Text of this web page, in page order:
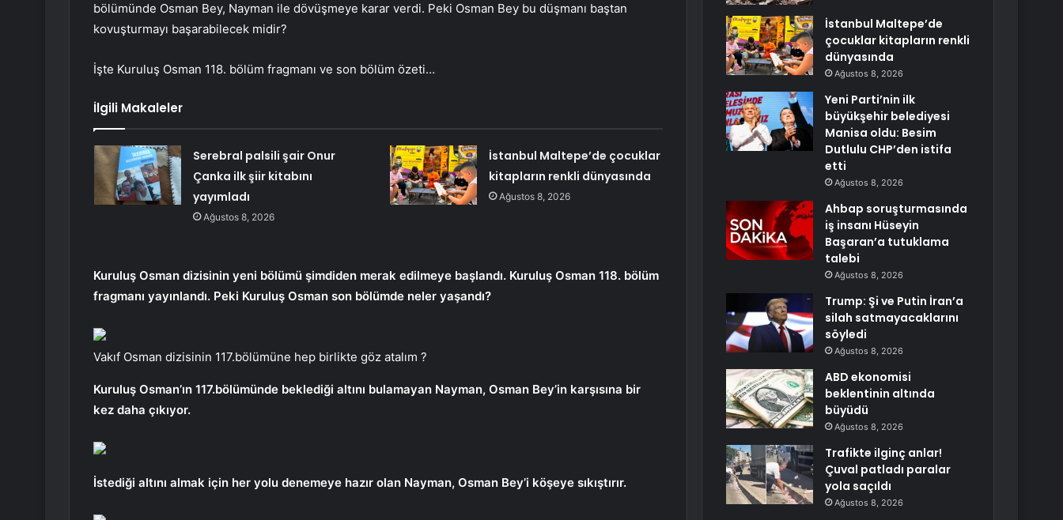
bölümünde Osman Bey, Nayman ile dövüşmeye karar verdi. Peki Osman Bey bu düşmanı baştan
kovuşturmayı başarabilecek midir?
İşte Kuruluş Osman 118. bölüm fragmanı ve son bölüm özeti…
İlgili Makaleler
Serebral palsili şair Onur
Çanka ilk şiir kitabını
yayımladı
Ağustos 8, 2026
İstanbul Maltepe’de çocuklar
kitapların renkli dünyasında
Ağustos 8, 2026
Kuruluş Osman dizisinin yeni bölümü şimdiden merak edilmeye başlandı. Kuruluş Osman 118. bölüm
fragmanı yayınlandı. Peki Kuruluş Osman son bölümde neler yaşandı?
Vakıf Osman dizisinin 117.bölümüne hep birlikte göz atalım ?
Kuruluş Osman’ın 117.bölümünde beklediği altını bulamayan Nayman, Osman Bey’in karşısına bir
kez daha çıkıyor.
İstediği altını almak için her yolu denemeye hazır olan Nayman, Osman Bey’i köşeye sıkıştırır.
İstanbul Maltepe’de
çocuklar kitapların renkli
dünyasında
Ağustos 8, 2026
Yeni Parti’nin ilk
büyükşehir belediyesi
Manisa oldu: Besim
Dutlulu CHP’den istifa
etti
Ağustos 8, 2026
Ahbap soruşturmasında
iş insanı Hüseyin
Başaran’a tutuklama
talebi
Ağustos 8, 2026
Trump: Şi ve Putin İran’a
silah satmayacaklarını
söyledi
Ağustos 8, 2026
ABD ekonomisi
beklentinin altında
büyüdü
Ağustos 8, 2026
Trafikte ilginç anlar!
Çuval patladı paralar
yola saçıldı
Ağustos 8, 2026